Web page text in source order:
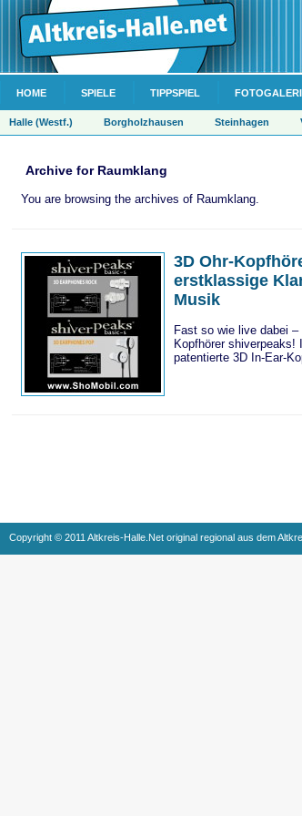
HOME SPIELE TIPPSPIEL
Halle (Westf.) Borgholzhausen Steinhagen
Archive for Raumklang
You are browsing the archives of Raumklang.
3D Ohr-
erstklassige
Musik
Fast so wie live dabei
Kopfhörer shiverpeaks!
patentierte 3D In-Ear-
Copyright © 2011 Altkreis-Halle.Net original regional aus dem